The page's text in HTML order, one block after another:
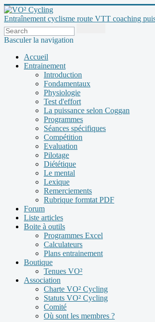
Entraînement cyclisme route VTT coaching
Basculer la navigation
Accueil
Entrainement
Introduction
Fondamentaux
Physiologie
Test d'effort
La puissance selon Coggan
Programmes
Séances spécifiques
Compétition
Evaluation
Pilotage
Diététique
Le mental
Lexique
Remerciements
Rubrique formtat PDF
Forum
Liste articles
Boite à outils
Programmes Excel
Calculateurs
Plans entrainement
Boutique
Tenues VO²
Association
Charte VO² Cycling
Statuts VO² Cycling
Comité
Où sont les membres ?